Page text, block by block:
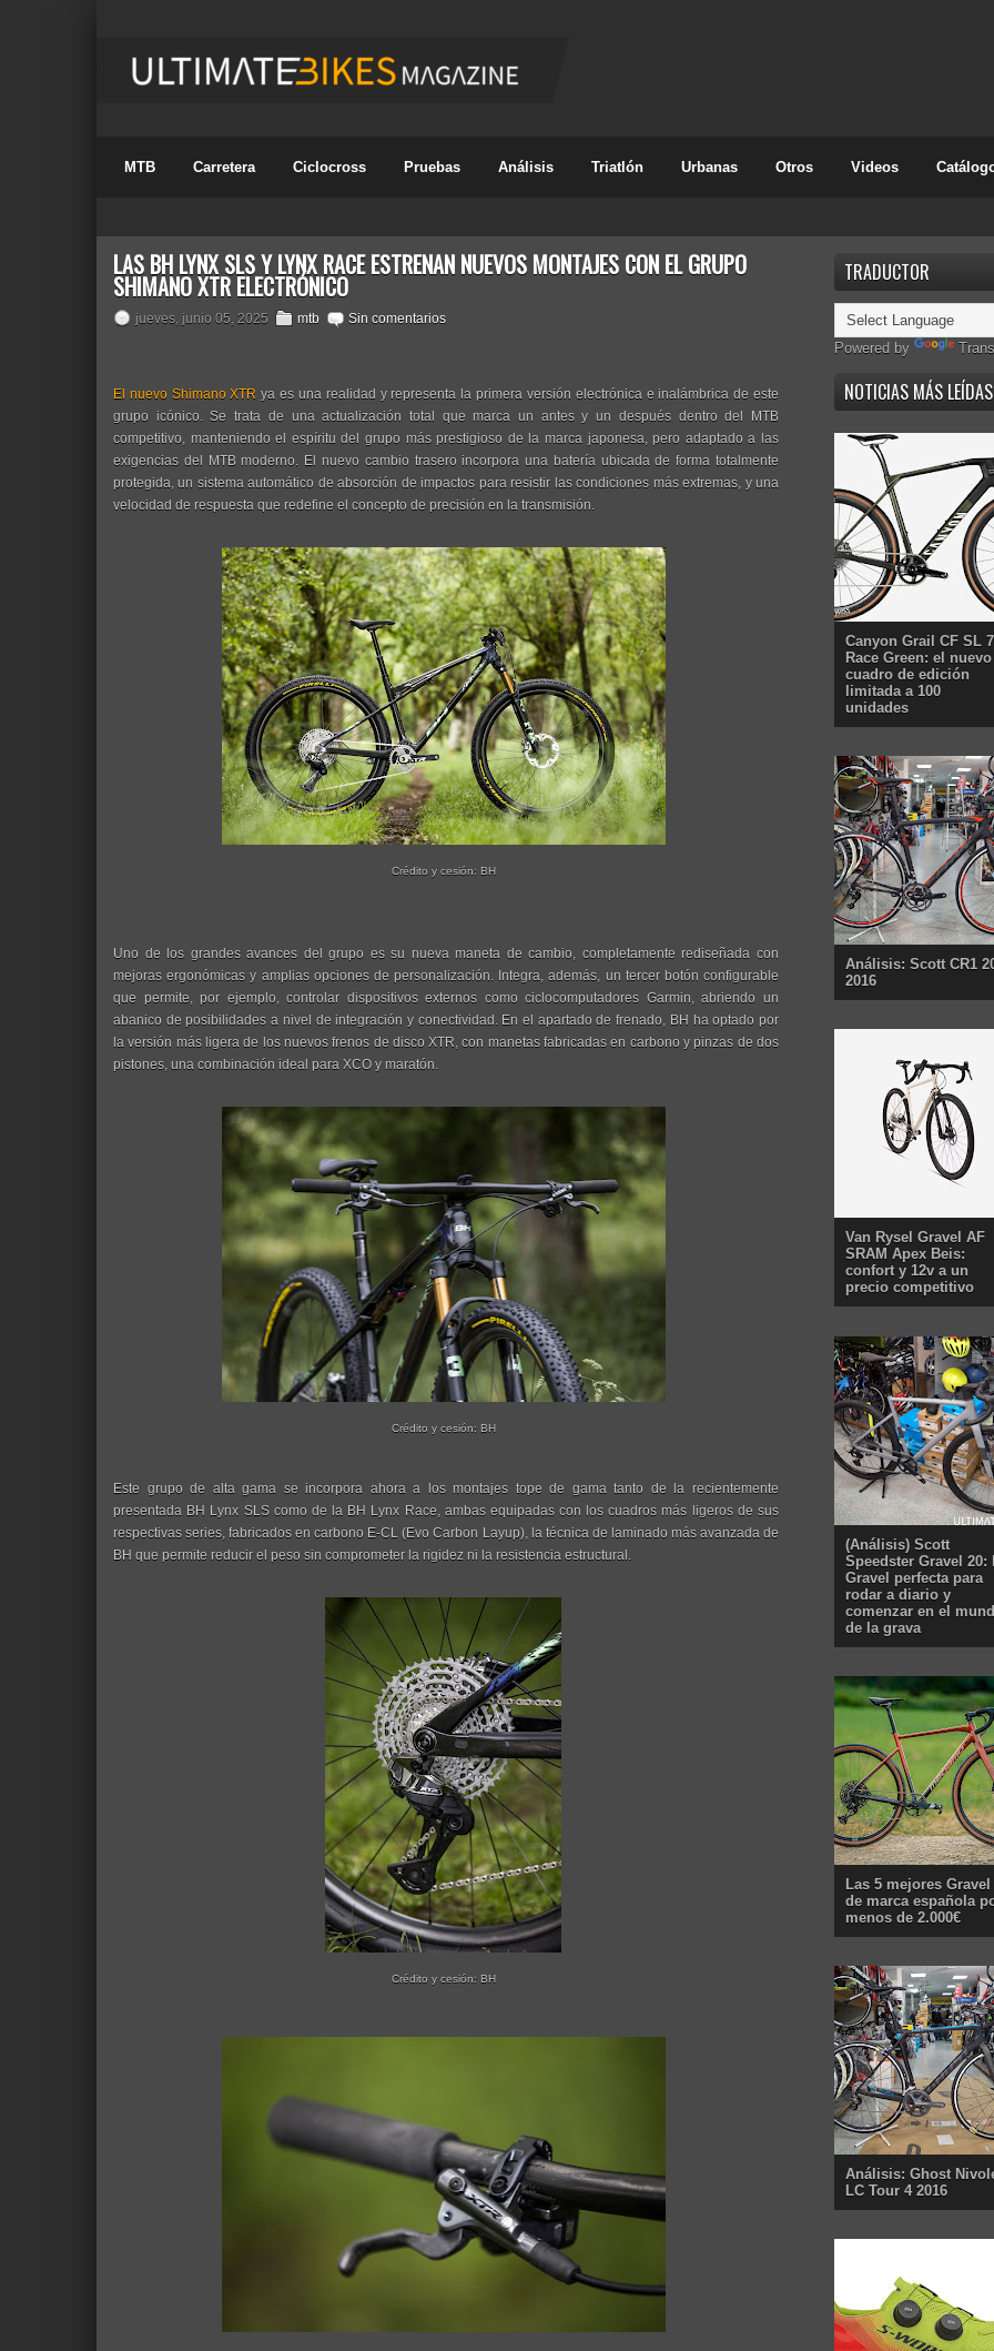
MTB Carretera Ciclocross Pruebas Análisis Triatlón Urbanas Otros Videos
LAS BH LYNX SLS Y LYNX RACE ESTRENAN NUEVOS MONTAJES CON EL GRUPO
SHIMANO XTR ELECTRÓNICO
jueves, junio 05, 2025 mtb Sin comentarios
El nuevo Shimano XTR ya es una realidad y representa la primera versión electrónica e inalámbrica de este
grupo icónico. Se trata de una actualización total que marca un antes y un después dentro del MTB
competitivo, manteniendo el espíritu del grupo más prestigioso de la marca japonesa, pero adaptado a las
exigencias del MTB moderno. El nuevo cambio trasero incorpora una batería ubicada de forma totalmente
protegida, un sistema automático de absorción de impactos para resistir las condiciones más extremas, y una
velocidad de respuesta que redefine el concepto de precisión en la transmisión.
Crédito y cesión: BH
Uno de los grandes avances del grupo es su nueva maneta de cambio, completamente rediseñada con
mejoras ergonómicas y amplias opciones de personalización. Integra, además, un tercer botón configurable
que permite, por ejemplo, controlar dispositivos externos como ciclocomputadores Garmin, abriendo un
abanico de posibilidades a nivel de integración y conectividad. En el apartado de frenado, BH ha optado por
la versión más ligera de los nuevos frenos de disco XTR, con manetas fabricadas en carbono y pinzas de dos
pistones, una combinación ideal para XCO y maratón.
Crédito y cesión: BH
Este grupo de alta gama se incorpora ahora a los montajes tope de gama tanto de la recientemente
presentada BH Lynx SLS como de la BH Lynx Race, ambas equipadas con los cuadros más ligeros de sus
respectivas series, fabricados en carbono E-CL (Evo Carbon Layup), la técnica de laminado más avanzada de
BH que permite reducir el peso sin comprometer la rigidez ni la resistencia estructural.
Crédito y cesión: BH
TRADUCTOR
Powered by
NOTICIAS MÁS LEÍDAS
Canyon Grail CF SL 7
Race Green: el nuevo
cuadro de edición
limitada a 100
unidades
Análisis: Scott CR1
2016
Van Rysel Gravel AF
SRAM Apex Beis:
confort y 12v a un
precio competitivo
(Análisis) Scott
Speedster Gravel 20:
Gravel perfecta para
rodar a diario y
comenzar en el
de la grava
Las 5 mejores Gravel
de marca española
menos de 2.000€
Análisis: Ghost
LC Tour 4 2016